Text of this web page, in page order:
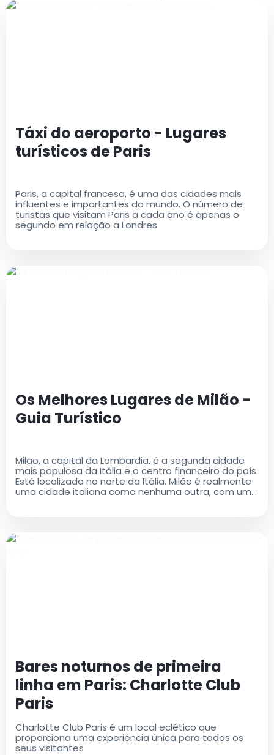
Táxi do aeroporto - Lugares
turísticos de Paris
Paris, a capital francesa, é uma das cidades mais
influentes e importantes do mundo. O número de
turistas que visitam Paris a cada ano é apenas o
segundo em relação a Londres
Os Melhores Lugares de Milão -
Guia Turístico
Milão, a capital da Lombardia, é a segunda cidade
mais populosa da Itália e o centro financeiro do país.
Está localizada no norte da Itália. Milão é realmente
uma cidade italiana como nenhuma outra, com uma
Bares noturnos de primeira
linha em Paris: Charlotte Club
Paris
Charlotte Club Paris é um local eclético que
proporciona uma experiência única para todos os
seus visitantes